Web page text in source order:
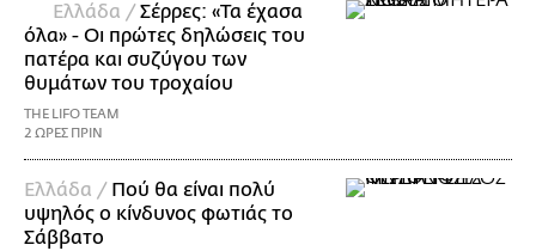
Ελλάδα / Σέρρες: «Τα έχασα
όλα» - Οι πρώτες δηλώσεις του
πατέρα και συζύγου των
θυμάτων του τροχαίου
THE LIFO TEAM
2 ΩΡΕΣ ΠΡΙΝ
Ελλάδα / Πού θα είναι πολύ
υψηλός ο κίνδυνος φωτιάς το
Σάββατο